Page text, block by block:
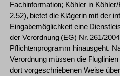
Fachinformation; Köhler in
2.52), bietet die Klägerin mit der
Eingabemöglichkeit eine
der Verordnung (EG) Nr. 261/
Pflichtenprogramm hinausgeht.
Verordnung müssen die
dort vorgeschriebenen Weise